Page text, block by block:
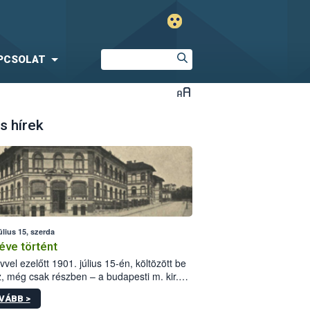
hírek
15, szerda
történt
ezelőtt 1901. július 15-én, költözött be
még csak részben – a budapesti m. kir.
állomás a Kis Rókus utca
alatti, Czigler Győző által tervezett új
>